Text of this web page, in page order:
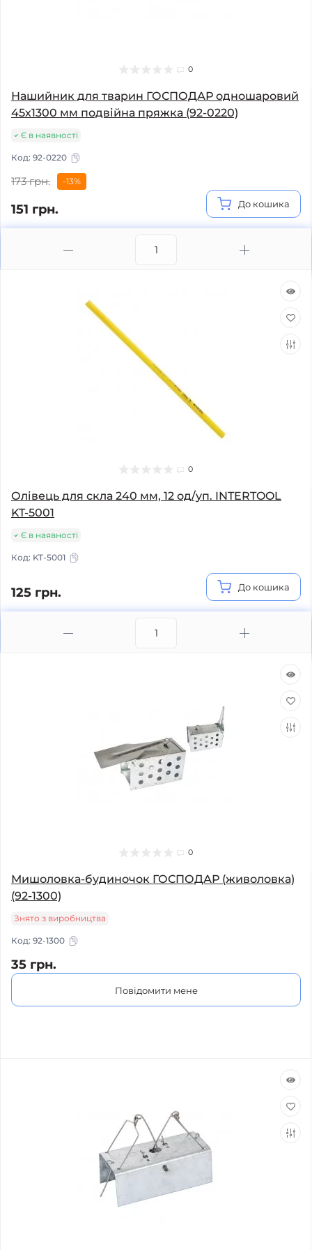
0
Нашийник для тварин ГОСПОДАР одношаровий
45х1300 мм подвійна пряжка (92-0220)
Є в наявності
Код: 92-0220
173 грн. -13%
151 грн. До кошика
0
Олівець для скла 240 мм, 12 од/уп. INTERTOOL
KT-5001
Є в наявності
Код: KT-5001
125 грн. До кошика
0
Мишоловка-будиночок ГОСПОДАР (живоловка)
(92-1300)
Знято з виробництва
Код: 92-1300
35 грн.
Повідомити мене